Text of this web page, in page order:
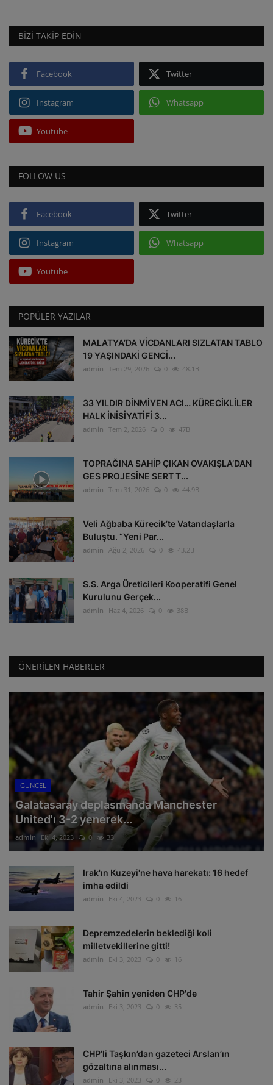
BIZI TAKIP EDIN
Facebook Twitter
Instagram Whatsapp
Youtube
FOLLOW US
Facebook Twitter
Instagram Whatsapp
Youtube
POPÜLER YAZILAR
MALATYA’DA VİCDANLARI SIZLATAN TABLO
19 YAŞINDAKİ GENCİ...
admin Tem 29, 2026 0 48.1B
33 YILDIR DİNMİYEN ACI… KÜRECİKLİLER
HALK İNİSİYATİFİ 3...
admin Tem 2, 2026 0 47B
TOPRAĞINA SAHİP ÇIKAN OVAKIŞLA’DAN
GES PROJESİNE SERT T...
admin Tem 31, 2026 0 44.9B
Veli Ağbaba Kürecik’te Vatandaşlarla
Buluştu. “Yeni Par...
admin Ağu 2, 2026 0 43.2B
S.S. Arga Üreticileri Kooperatifi Genel
Kurulunu Gerçek...
admin Haz 4, 2026 0 38B
ÖNERILEN HABERLER
GÜNCEL
Galatasaray deplasmanda Manchester
United'ı 3-2 yenerek...
admin Eki 4, 2023 0 33
Irak'ın Kuzeyi'ne hava harekatı: 16 hedef
imha edildi
admin Eki 4, 2023 0 16
Depremzedelerin beklediği koli
milletvekillerine gitti!
admin Eki 3, 2023 0 16
Tahir Şahin yeniden CHP'de
admin Eki 3, 2023 0 35
CHP’li Taşkın’dan gazeteci Arslan’ın
gözaltına alınması...
admin Eki 3, 2023 0 23